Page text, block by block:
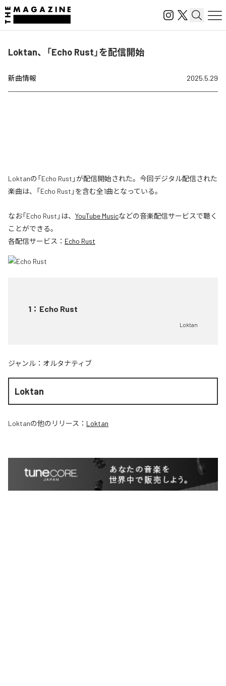
Loktan、「Echo Rust」を配信開始
新曲情報 2025.5.29
Loktanの「Echo Rust」が配信開始された。今回デジタル配信された
楽曲は、「Echo Rust」を含む全1曲となっている。
なお「Echo Rust 」は、 YouTube Musicなどの音楽配信サービスで聴く
ことができる。
各配信サービス： Echo Rust
1 ： Echo Rust
Loktan
ジャンル： オルタナティブ
Loktan
Loktanの他のリリース： Loktan